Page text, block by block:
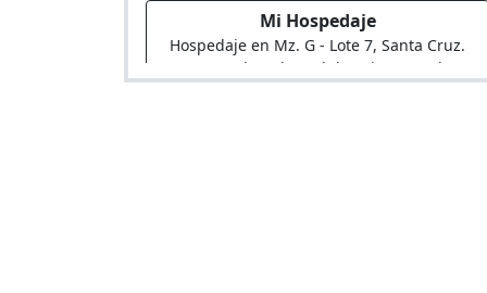
Mi Hospedaje
Hospedaje en Mz. G - Lote 7, Santa Cruz.
Frente al Boulevard de Asia. Costado